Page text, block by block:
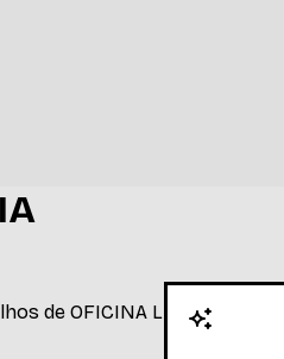
de OFICINA LITERÁRIA